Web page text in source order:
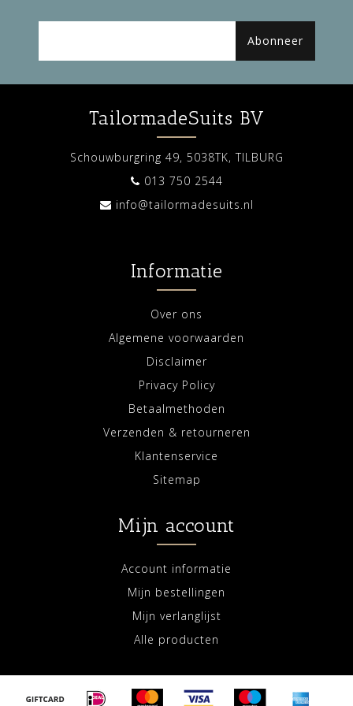
Abonneer
TailormadeSuits BV
Schouwburgring 49, 5038TK, TILBURG
013 750 2544
info@tailormadesuits.nl
Informatie
Over ons
Algemene voorwaarden
Disclaimer
Privacy Policy
Betaalmethoden
Verzenden & retourneren
Klantenservice
Sitemap
Mijn account
Account informatie
Mijn bestellingen
Mijn verlanglijst
Alle producten